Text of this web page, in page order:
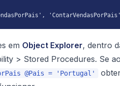
em Object Explorer, dentro
> Stored Procedures. Se
@Pais = 'Portugal'